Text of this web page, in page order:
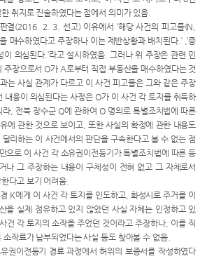
취지로 진술하였다는 점에서 의미가 있음
결(2016. 2. 3. 선고) 이유에서 ‘해당 사건의 피고들(N,
매수하였다고 주장하나 이는 제반상황과 배치된다.’ ,‘증
이 의심된다 .’라고 설시하였음.그러나 위 주장은 관련 민
주장으로서O가 A로부터 직접 부동산을 매수하였다는 것
는 사실 관계가 다르고 이 사건 피고들은 그와 같은 주장
내용이 의심된다는 사정은 O가 이 사건 각 토지를 취득하
라, 전북 장수군 Q에 관하여 O 명의로 특별조치법에 따른
에 관한 것으로 보이고, 또한 사실의 확정에 관한 내용도
리하는 이 사건에서의 판단을 구속한다고 볼 수 없는 점
으로 이 사건 각 소유권이전등기가 특별조치법에 따른 등
나 그 주장하는 내용이 구체성이 전혀 없고 그 자체로서
다고 보기 어려움.
K에게 이 사건 각 토지를 인도하고, 화성시로 주거를 이
을 실제 점유하고 있지 않았던 사실 자체는 인정하고 있
건 각 토지의 소작을 주었던 것이라고 주장하나, 이를 직
소작료가 납부되었다는 사실 등도 찾아볼 수 없음.
권이전등기 경료 과정에서 허위의 보증서를 작성하였다